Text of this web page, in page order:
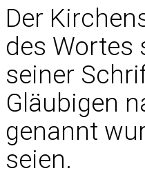
Der
des Wortes
seiner
Gläubigen
genannt
seien.